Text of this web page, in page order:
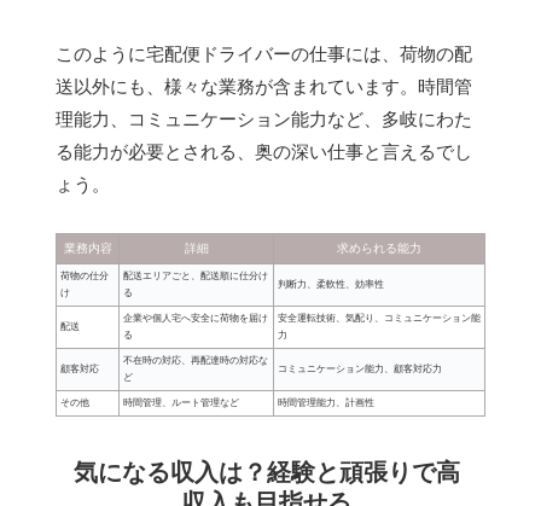
このように宅配便ドライバーの仕事には、荷物の配
送以外にも、様々な業務が含まれています。時間管
理能力、コミュニケーション能力など、多岐にわた
る能力が必要とされる、奥の深い仕事と言えるでし
ょう。
業務内容 詳細 求められる能力
荷物の仕分
け
配送エリアごと、配送順に仕分け
る
判断力、柔軟性、効率性
配送
企業や個人宅へ安全に荷物を届け
る
安全運転技術、気配り、コミュニケーション能
力
顧客対応
不在時の対応、再配達時の対応な
ど
コミュニケーション能力、顧客対応力
その他 時間管理、ルート管理など 時間管理能力、計画性
気になる収入は？経験と頑張りで高